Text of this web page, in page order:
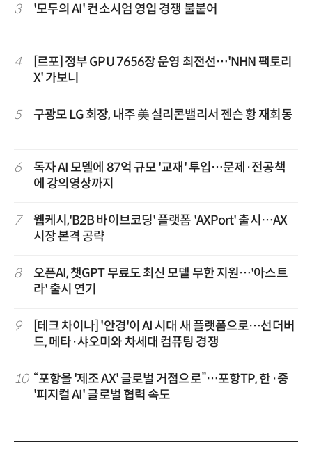
3 '모두의 AI' 컨소시엄 영입 경쟁 불붙어
4
[르포] 정부 GPU 7656장 운영 최전선…'NHN 팩토리
X' 가보니
5 구광모 LG 회장, 내주 美 실리콘밸리서 젠슨 황 재회동
6
독자 AI 모델에 87억 규모 '교재' 투입…문제·전공책
에 강의영상까지
7
웹케시,'B2B 바이브코딩' 플랫폼 'AXPort' 출시…AX
시장 본격 공략
8
오픈AI, 챗GPT 무료도 최신 모델 무한 지원…'아스트
라' 출시 연기
9
[테크 차이나] '안경'이 AI 시대 새 플랫폼으로…선더버
드, 메타·샤오미와 차세대 컴퓨팅 경쟁
10 “포항을 '제조 AX' 글로벌 거점으로”…포항TP, 한·중
'피지컬 AI' 글로벌 협력 속도